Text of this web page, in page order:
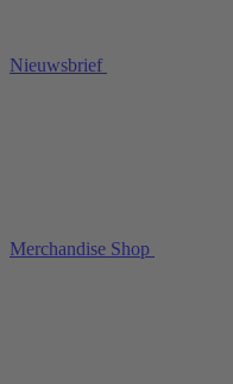
Nieuwsbrief
Merchandise Shop